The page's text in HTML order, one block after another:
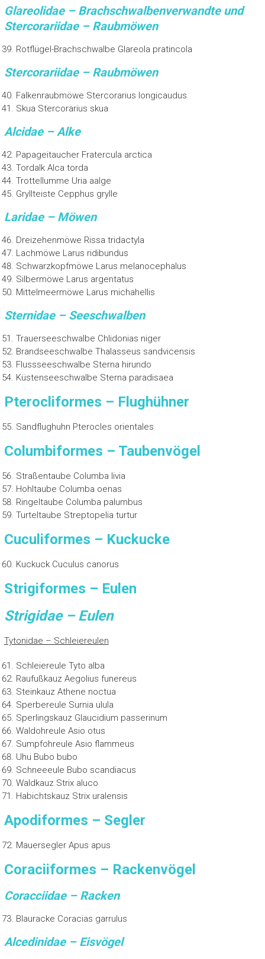
Glareolidae – Brachschwalbenverwandte und
Stercorariidae – Raubmöwen
Rotflügel-Brachschwalbe Glareola pratincola
Stercorariidae – Raubmöwen
Falkenraubmöwe Stercorarius longicaudus
Skua Stercorarius skua
Alcidae – Alke
Papageitaucher Fratercula arctica
Tordalk Alca torda
Trottellumme Uria aalge
Gryllteiste Cepphus grylle
Laridae – Möwen
Dreizehenmöwe Rissa tridactyla
Lachmöwe Larus ridibundus
Schwarzkopfmöwe Larus melanocephalus
Silbermöwe Larus argentatus
Mittelmeermöwe Larus michahellis
Sternidae – Seeschwalben
Trauerseeschwalbe Chlidonias niger
Brandseeschwalbe Thalasseus sandvicensis
Flussseeschwalbe Sterna hirundo
Küstenseeschwalbe Sterna paradisaea
Pterocliformes – Flughühner
Sandflughuhn Pterocles orientales
Columbiformes – Taubenvögel
Straßentaube Columba livia
Hohltaube Columba oenas
Ringeltaube Columba palumbus
Turteltaube Streptopelia turtur
Cuculiformes – Kuckucke
Kuckuck Cuculus canorus
Strigiformes – Eulen
Strigidae – Eulen
Tytonidae – Schleiereulen
Schleiereule Tyto alba
Raufußkauz Aegolius funereus
Steinkauz Athene noctua
Sperbereule Surnia ulula
Sperlingskauz Glaucidium passerinum
Waldohreule Asio otus
Sumpfohreule Asio flammeus
Uhu Bubo bubo
Schneeeule Bubo scandiacus
Waldkauz Strix aluco
Habichtskauz Strix uralensis
Apodiformes – Segler
Mauersegler Apus apus
Coraciiformes – Rackenvögel
Coracciidae – Racken
Blauracke Coracias garrulus
Alcedinidae – Eisvögel